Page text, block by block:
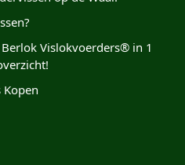
Vislokvoerders® in 1
Kopen